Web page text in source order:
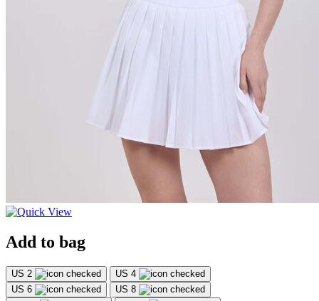
Add to bag
US 2
US 4
US 6
US 8